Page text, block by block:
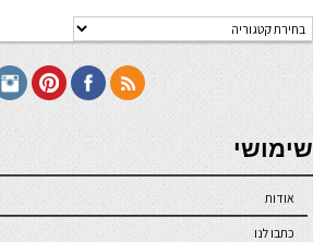
קטגוריות
מתכונים
seriöse online casinos österreich
שימושי
אודות
כתבו לנו